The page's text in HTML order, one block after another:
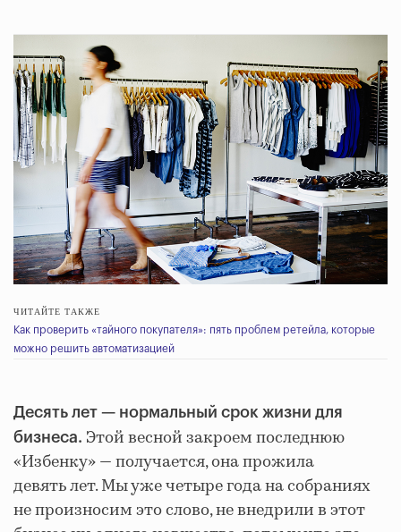
ЧИТАЙТЕ ТАКЖЕ
Как проверить «тайного покупателя»: пять проблем ретейла, которые
можно решить автоматизацией
Десять лет — нормальный срок жизни для
бизнеса. Этой весной закроем последнюю
«Избенку» — получается, она прожила
девять лет. Мы уже четыре года на собраниях
не произносим это слово, не внедрили в этот